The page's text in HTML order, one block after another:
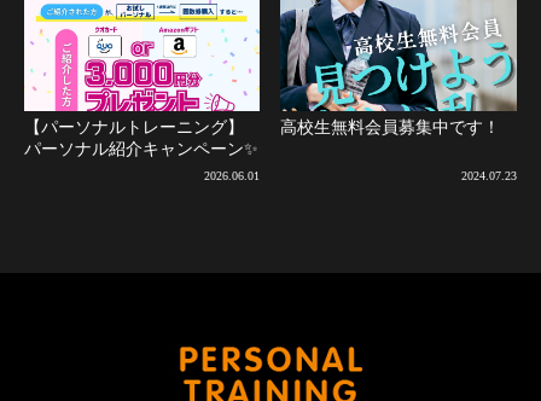
【パーソナルトレーニング】
パーソナル紹介キャンペーン✨
2026.06.01
高校生無料会員募集中です！
2024.07.23